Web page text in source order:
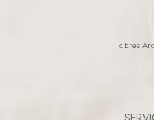
¿eres